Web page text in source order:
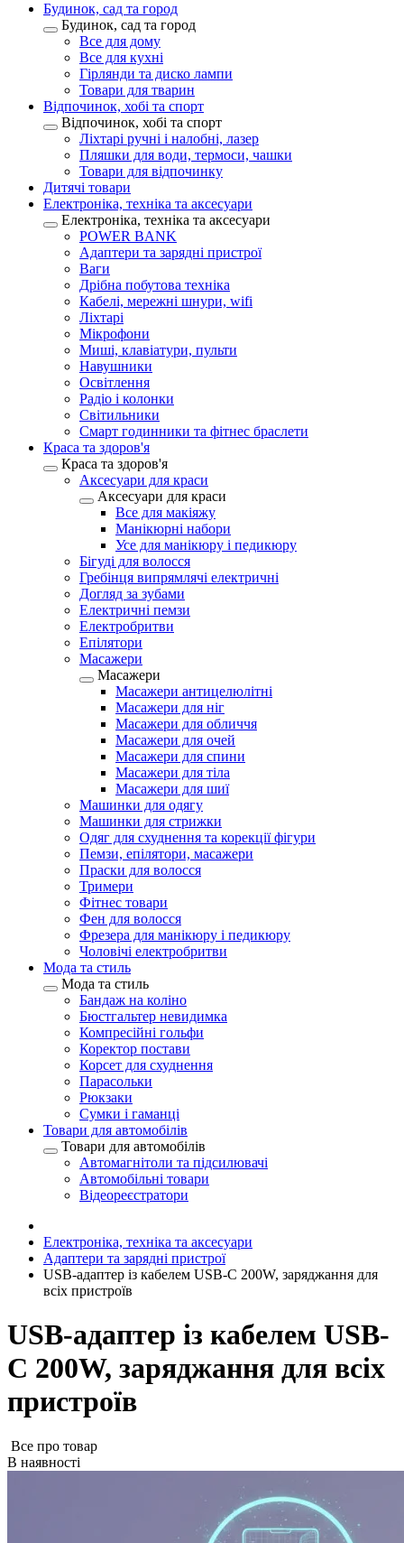
Будинок, сад та город
Будинок, сад та город
Все для дому
Все для кухні
Гірлянди та диско лампи
Товари для тварин
Відпочинок, хобі та спорт
Відпочинок, хобі та спорт
Ліхтарі ручні і налобні, лазер
Пляшки для води, термоси, чашки
Товари для відпочинку
Дитячі товари
Електроніка, техніка та аксесуари
Електроніка, техніка та аксесуари
POWER BANK
Адаптери та зарядні пристрої
Ваги
Дрібна побутова техніка
Кабелі, мережні шнури, wifi
Ліхтарі
Мікрофони
Миші, клавіатури, пульти
Навушники
Освітлення
Радіо і колонки
Світильники
Смарт годинники та фітнес браслети
Краса та здоров'я
Краса та здоров'я
Аксесуари для краси
Аксесуари для краси
Все для макіяжу
Манікюрні набори
Усе для манікюру і педикюру
Бігуді для волосся
Гребінця випрямлячі електричні
Догляд за зубами
Електричні пемзи
Електробритви
Епілятори
Масажери
Масажери
Масажери антицелюлітні
Масажери для ніг
Масажери для обличчя
Масажери для очей
Масажери для спини
Масажери для тіла
Масажери для шиї
Машинки для одягу
Машинки для стрижки
Одяг для схуднення та корекції фігури
Пемзи, епілятори, масажери
Праски для волосся
Тримери
Фітнес товари
Фен для волосся
Фрезера для манікюру і педикюру
Чоловічі електробритви
Мода та стиль
Мода та стиль
Бандаж на коліно
Бюстгальтер невидимка
Компресійні гольфи
Коректор постави
Корсет для схуднення
Парасольки
Рюкзаки
Сумки і гаманці
Товари для автомобілів
Товари для автомобілів
Автомагнітоли та підсилювачі
Автомобільні товари
Відеореєстратори
Електроніка, техніка та аксесуари
Адаптери та зарядні пристрої
USB-адаптер із кабелем USB-C 200W, заряджання для
всіх пристроїв
USB-адаптер із кабелем USB-
C 200W, заряджання для всіх
пристроїв
Все про товар
В наявності